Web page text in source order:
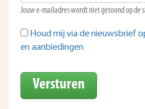
Jouw e-mailadres wordt niet getoond op de
Houd mij via de nieuwsbrief
en aanbiedingen
Versturen